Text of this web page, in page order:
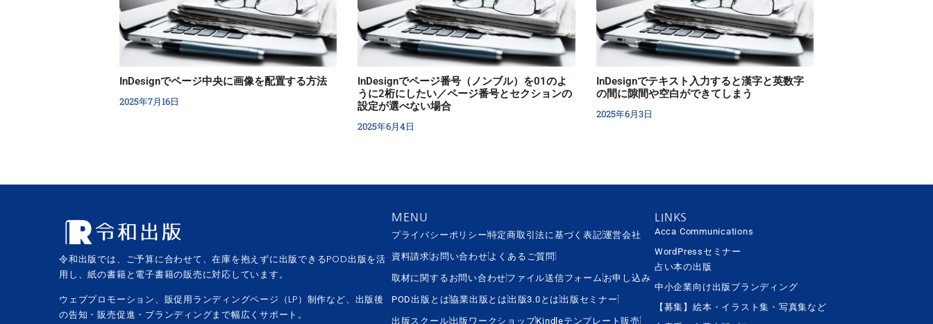
InDesignでページ中央に画像を配置する方法
2025年7月16日
InDesignでページ番号（ノンブル）を01のよ
うに2桁にしたい／ページ番号とセクションの
設定が選べない場合
2025年6月4日
InDesignでテキスト入力すると漢字と英数字
の間に隙間や空白ができてしまう
2025年6月3日
令和出版では、ご予算に合わせて、在庫を抱えずに出版できるPOD出版を活
用し、紙の書籍と電子書籍の販売に対応しています。
ウェブプロモーション、販促用ランディングページ（LP）制作など、出版後
の告知・販売促進・ブランディングまで幅広くサポート。
MENU
プライバシーポリシー特定商取引法に基づく表記運営会社
資料請求 お問い合わせよくあるご質問
取材に関するお問い合わせファイル送信フォームお申し込み
POD出版とは協業出版とは出版3.0とは出版セミナー
出版スクール出版ワークショップKindleテンプレート販売
LINKS
Acca Communications
WordPressセミナー
占い本の出版
中小企業向け出版ブランディング
【募集】絵本・イラスト集・写真集など